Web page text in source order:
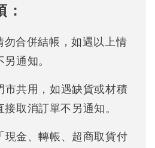
勿合併結帳，如遇以上情
通知。
市共用，如遇缺貨或材積
取消訂單不另通知。
現金、轉帳、超商取貨付